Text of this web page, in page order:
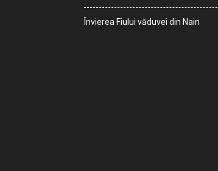
Învierea Fiului văduvei din Nain